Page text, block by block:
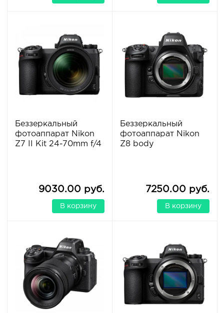
Беззеркальный
фотоаппарат Nikon
Z7 II Kit 24-70mm f/4
9030.00 руб.
В корзину
Беззеркальный
фотоаппарат Nikon
Z8 body
7250.00 руб.
В корзину